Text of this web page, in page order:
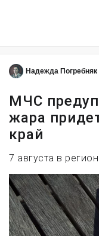
Надежда Погребняк
МЧС
жара
край
7 августа в